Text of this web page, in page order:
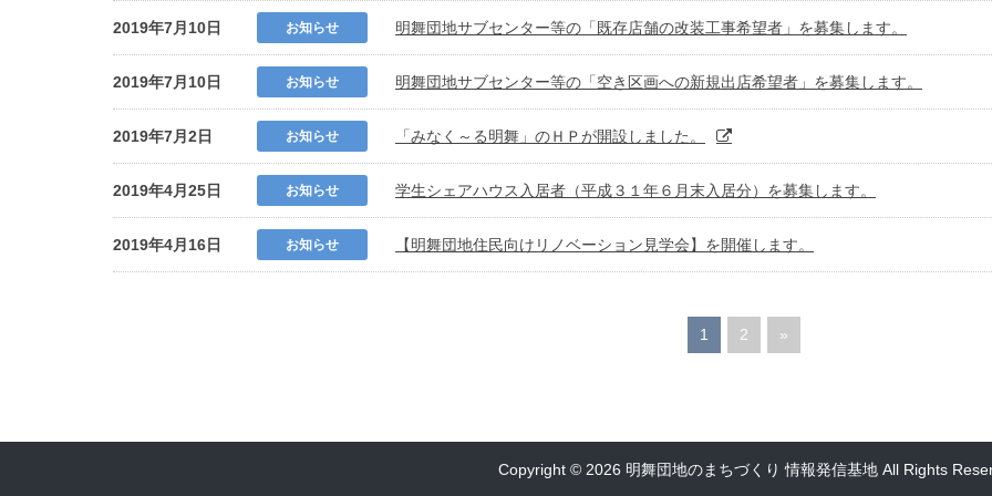
2019年7月10日 お知らせ 明舞団地サブセンター等の「既存店舗の改装工事希望者」を募集します。
2019年7月10日 お知らせ 明舞団地サブセンター等の「空き区画への新規出店希望者」を募集します。
2019年7月2日 お知らせ 「みなく～る明舞」のＨＰが開設しました。
2019年4月25日 お知らせ 学生シェアハウス入居者（平成３１年６月末入居分）を募集します。
2019年4月16日 お知らせ 【明舞団地住民向けリノベーション見学会】を開催します。
1 2 »
Copyright© 2026 明舞団地のまちづくり 情報発信基地 All Rights